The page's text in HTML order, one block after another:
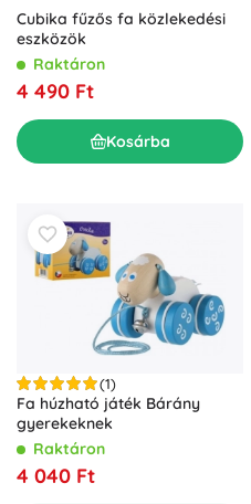
Cubika fűzős fa közlekedési
eszközök
Raktáron
4 490 Ft
Kosárba
(1)
Fa húzható játék Bárány
gyerekeknek
Raktáron
4 040 Ft